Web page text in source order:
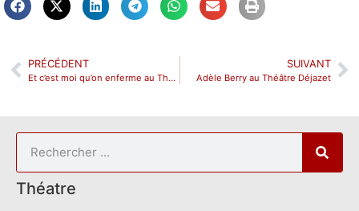
Théatre
PRÉCÉDENT
Et c’est moi qu’on enferme au Théâtre de la Reine Blanche
SUIVANT
Adèle Berry au Théâtre Déjazet